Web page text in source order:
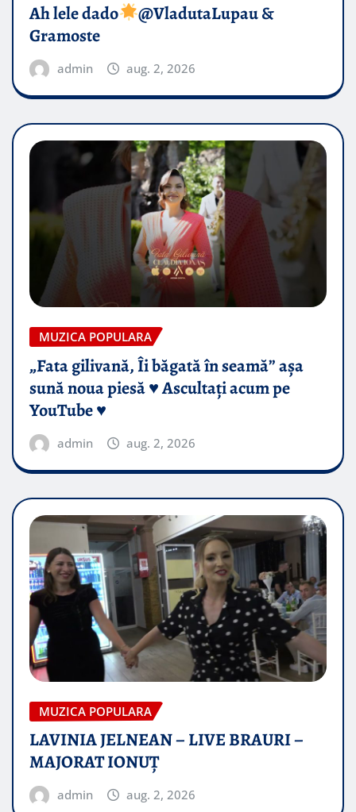
Ah lele dado​
@VladutaLupau &
Gramoste
admin aug. 2, 2026
MUZICA POPULARA
„Fata gilivană, Îi băgată în seamă” așa
sună noua piesă ♥️ Ascultați acum pe
YouTube ♥️
admin aug. 2, 2026
MUZICA POPULARA
LAVINIA JELNEAN – LIVE BRAURI –
MAJORAT IONUŢ
admin aug. 2, 2026